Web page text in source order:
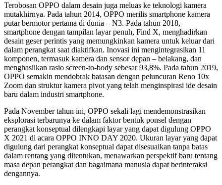
Terobosan OPPO dalam desain juga meluas ke teknologi kamera
mutakhirnya. Pada tahun 2014, OPPO merilis smartphone kamera
putar bermotor pertama di dunia – N3. Pada tahun 2018,
smartphone dengan tampilan layar penuh, Find X, menghadirkan
desain geser perintis yang memungkinkan kamera untuk keluar dari
dalam perangkat saat diaktifkan. Inovasi ini mengintegrasikan 11
komponen, termasuk kamera dan sensor depan – belakang, dan
menghasilkan rasio screen-to-body sebesar 93,8%. Pada tahun 2019,
OPPO semakin mendobrak batasan dengan peluncuran Reno 10x
Zoom dan struktur kamera pivot yang telah menginspirasi ide desain
baru dalam industri smartphone.
Pada November tahun ini, OPPO sekali lagi mendemonstrasikan
eksplorasi terbarunya ke dalam faktor bentuk ponsel dengan
perangkat konseptual dilengkapi layar yang dapat digulung OPPO
X 2021 di acara OPPO INNO DAY 2020. Ukuran layar yang dapat
digulung dari perangkat konseptual dapat disesuaikan tanpa batas
dalam rentang yang ditentukan, menawarkan perspektif baru tentang
masa depan perangkat dan bagaimana manusia dapat berinteraksi
dengannya.